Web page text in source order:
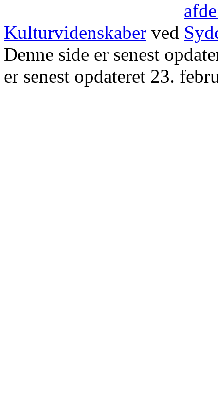
Kulturvidenskaber ved
Denne side er senest
er senest opdateret 23.